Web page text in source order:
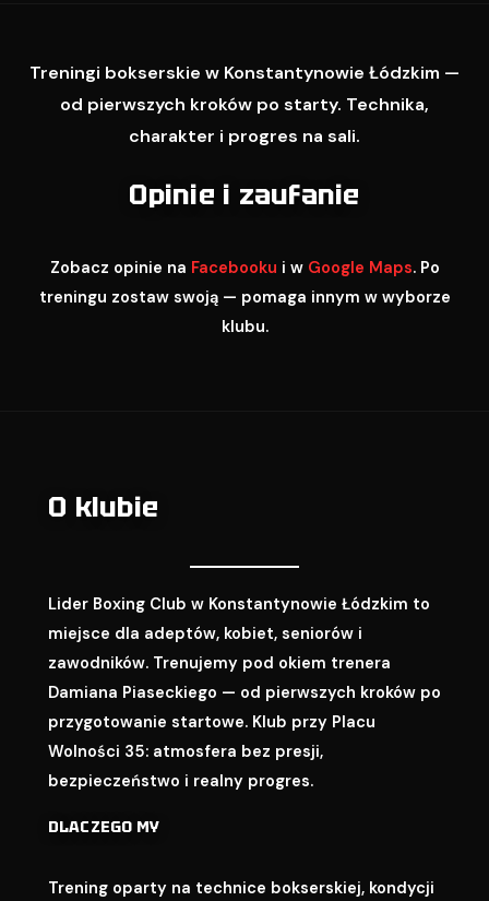
Treningi bokserskie w Konstantynowie Łódzkim —
od pierwszych kroków po starty. Technika,
charakter i progres na sali.
Opinie i zaufanie
Zobacz opinie na Facebooku i w Google Maps. Po
treningu zostaw swoją — pomaga innym w wyborze
klubu.
O klubie
Lider Boxing Club w Konstantynowie Łódzkim to
miejsce dla adeptów, kobiet, seniorów i
zawodników. Trenujemy pod okiem trenera
Damiana Piaseckiego — od pierwszych kroków po
przygotowanie startowe. Klub przy Placu
Wolności 35: atmosfera bez presji,
bezpieczeństwo i realny progres.
DLACZEGO MY
Trening oparty na technice bokserskiej, kondycji